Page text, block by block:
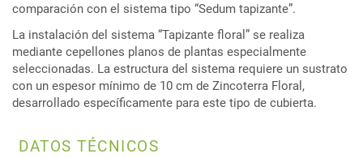
comparación con el sistema tipo “Sedum tapizante”.
La instalación del sistema “Tapizante floral” se realiza
mediante cepellones planos de plantas especialmente
seleccionadas. La estructura del sistema requiere un sustrato
con un espesor mínimo de 10 cm de Zincoterra Floral,
desarrollado específicamente para este tipo de cubierta.
DATOS TÉCNICOS